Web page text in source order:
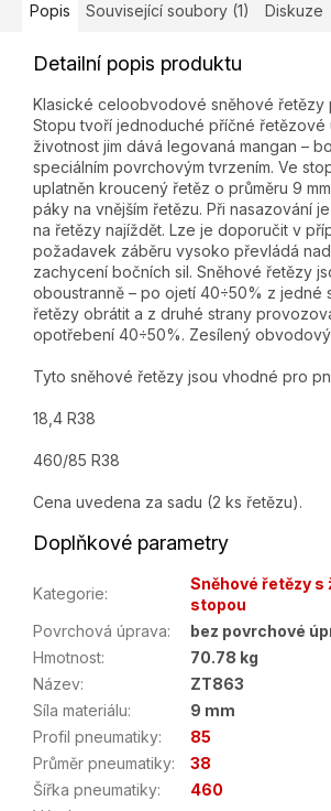
Popis Související soubory (1) Diskuze
Detailní popis produktu
Klasické celoobvodové sněhové řetězy
Stopu tvoří jednoduché příčné řetězové
životnost jim dává legovaná mangan –
speciálním povrchovým tvrzením. Ve
uplatněn kroucený řetěz o průměru 9
páky na vnějším řetězu. Při nasazování
na řetězy najíždět. Lze je doporučit v
požadavek záběru vysoko převládá
zachycení bočních sil. Sněhové řetězy
oboustranně – po ojetí 40÷50% z jedné
řetězy obrátit a z druhé strany
opotřebení 40÷50%. Zesílený
Tyto sněhové řetězy jsou vhodné pro
18,4 R38
460/85 R38
Cena uvedena za sadu (2 ks řetězu).
Doplňkové parametry
Kategorie:
Sněhové řetězy s
stopou
Povrchová úprava:
bez povrchové
Hmotnost:
70.78 kg
Název:
ZT863
Síla materiálu:
9 mm
Profil pneumatiky:
85
Průměr pneumatiky:
38
Šířka pneumatiky:
460